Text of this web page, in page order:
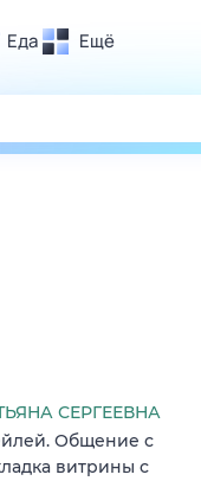
Еда Ещё
СЕРГЕЕВНА
Общение с
витрины с